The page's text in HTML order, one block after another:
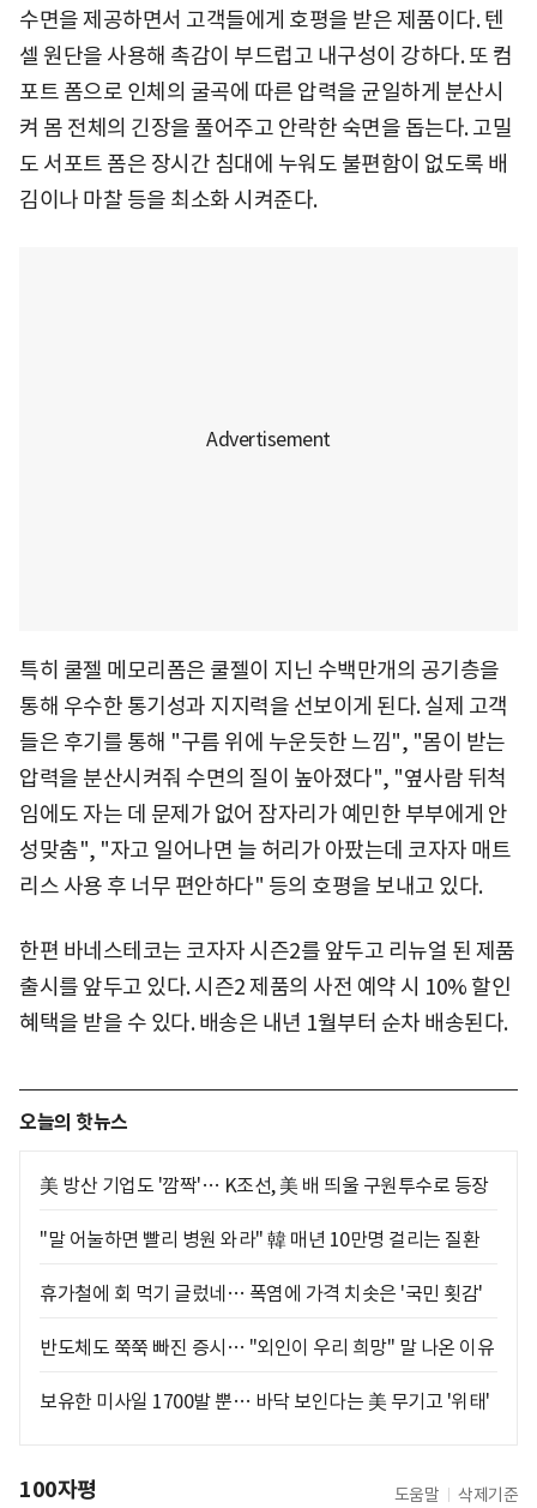
수면을 제공하면서 고객들에게 호평을 받은 제품이다. 텐
셀 원단을 사용해 촉감이 부드럽고 내구성이 강하다. 또 컴
포트 폼으로 인체의 굴곡에 따른 압력을 균일하게 분산시
켜 몸 전체의 긴장을 풀어주고 안락한 숙면을 돕는다. 고밀
도 서포트 폼은 장시간 침대에 누워도 불편함이 없도록 배
김이나 마찰 등을 최소화 시켜준다.
특히 쿨젤 메모리폼은 쿨젤이 지닌 수백만개의 공기층을
통해 우수한 통기성과 지지력을 선보이게 된다. 실제 고객
들은 후기를 통해 "구름 위에 누운듯한 느낌", "몸이 받는
압력을 분산시켜줘 수면의 질이 높아졌다", "옆사람 뒤척
임에도 자는 데 문제가 없어 잠자리가 예민한 부부에게 안
성맞춤", "자고 일어나면 늘 허리가 아팠는데 코자자 매트
리스 사용 후 너무 편안하다" 등의 호평을 보내고 있다.
한편 바네스테코는 코자자 시즌2를 앞두고 리뉴얼 된 제품
출시를 앞두고 있다. 시즌2 제품의 사전 예약 시 10% 할인
혜택을 받을 수 있다. 배송은 내년 1월부터 순차 배송된다.
오늘의 핫뉴스
美 방산 기업도 '깜짝'… K조선, 美 배 띄울 구원투수로 등장
"말 어눌하면 빨리 병원 와라" 韓 매년 10만명 걸리는 질환
휴가철에 회 먹기 글렀네… 폭염에 가격 치솟은 '국민 횟감'
반도체도 쭉쭉 빠진 증시… "외인이 우리 희망" 말 나온 이유
보유한 미사일 1700발 뿐… 바닥 보인다는 美 무기고 '위태'
100자평 도움말 삭제기준